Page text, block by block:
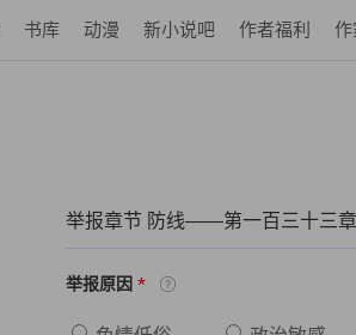
书库 动漫 新小说吧 作者福利 作
举报章节 防线——第一百三十三
举报原因 *